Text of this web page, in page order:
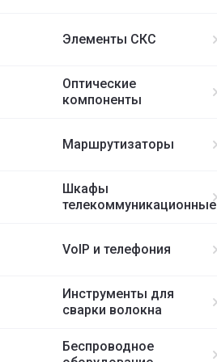
Элементы СКС
Оптические
компоненты
Маршрутизаторы
Шкафы
телекоммуникационные
VoIP и телефония
Инструменты для
сварки волокна
Беспроводное